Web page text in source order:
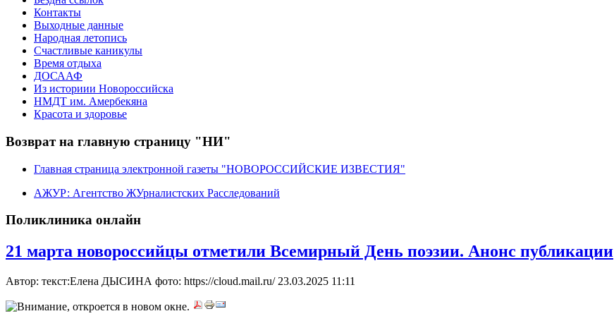
Контакты
Выходные данные
Народная летопись
Счастливые каникулы
Время отдыха
ДОСААФ
Из историии Новороссийска
НМДТ им. Амербекяна
Красота и здоровье
Возврат на главную страницу "НИ"
Главная страница электронной газеты "НОВОРОССИЙСКИЕ ИЗВЕСТИЯ"
АЖУР: Агентство ЖУрналистских Расследований
Поликлиника онлайн
21 марта новороссийцы отметили Всемирный День поэзии. Анонс публикации
Автор: текст:Елена ДЫСИНА фото: https://cloud.mail.ru/ 23.03.2025 11:11